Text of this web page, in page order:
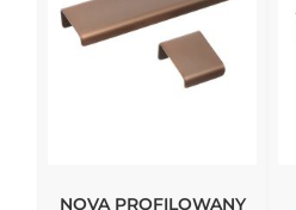
NOVA PROFILOWANY